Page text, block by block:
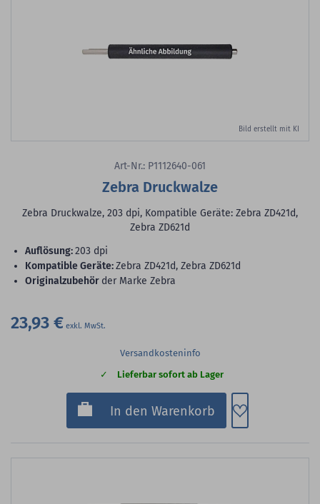
Bild erstellt mit KI
Art-Nr.: P1112640-061
Zebra Druckwalze
Zebra Druckwalze, 203 dpi, Kompatible Geräte: Zebra ZD421d,
Zebra ZD621d
Auflösung:203 dpi
Kompatible Geräte:Zebra ZD421d, Zebra ZD621d
Originalzubehör der Marke Zebra
23,93 €
Versandkosteninfo
Lieferbar sofort ab Lager
In den Warenkorb Zum